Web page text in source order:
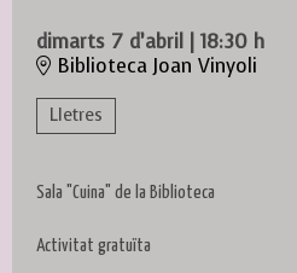
dimarts 7 d’abril | 18:30 h
Biblioteca Joan Vinyoli
Lletres
Sala "Cuina" de la Biblioteca
Activitat gratuïta